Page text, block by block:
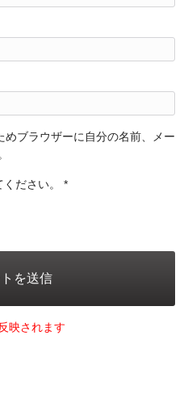
めブラウザーに自分の名前、メー
ださい。 *
映されます